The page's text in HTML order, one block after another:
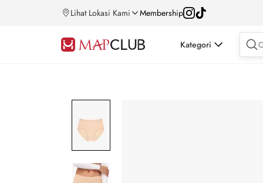
Lihat Lokasi Kami Membership
Kategori